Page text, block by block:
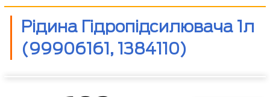
Рідина Гідропідсилювача 1л
(99906161, 1384110)